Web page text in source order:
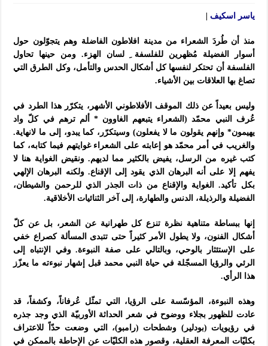
ياسر اسكيف |
منذ أن طُردَ الشعراء من مدينة افلاطون الفاضلة وهم يتجوّلون حول
أسوار الفضيلة مُظهرين للفلسفة ِ لسان الهزء. ومن حينها تحاول
الفلسفة أن تحتكر لنفسها كل أشكال الحدس والتأمل، وكل الطرق التي
تصاغ بها العلاقات بين الأشياء.
وليس بعيداً عن ذلك الموقف الأفلاطوني الأشهر، يتكرّر هذا الطرد في
عُرف النبي محمّد (الشعراء يتبعهم الغاوون * ألم ترهم في كلّ واد
يهيمون* وإنهم يقولون ما لا يفعلون) وسيتكرّر، كما يبدو، إلى ما لانهاية.
والغريب في أمر محمّد هو إعابته على الشعراء غوايتهم فيما كتابه، كما
كتب غيره من الرسل، يفيض بالكثير مما لديهم. ونقيض الغواية هنا لا
يفهم إلا على أنه البرهان الذي يقود إلى الإقناع. ولكنه البرهان الإلهي
بكل تأكيد. الغواية والإقناع من ذات الجذر الذي للرحمن والشيطان،
الفضيلة والرذيلة، الدنس والطهارة، إلى آخر الثنائيات الأخلاقية.
إنها ببساطة متناهية نظرة تنزع كل طهرانية عن الشعر، بل عن كلّ
أشكال الفنون، ولا يطول الأمر كثيراً حتى تتبدى المسألة كصراع خفي
على الإستئثار بالوحي، وبالتالي على صفة النبوءة. وفي الإنتباه إلى
الرئي والرؤيا المسجّلة في حياة النبي محمد قبل إشهار نبوءته ما يعزّز
هذا الرأي.
وهذه النبوءة، المؤسّسة على الرؤيا، التي تمثّل عُرفاناً، وكشفاً، قد
عادت للظهور بجلاء ووضوح في شعر الحداثة الأوربيّة الذي وجد جذره
في رؤيويات (بودلير) وشطحات (رامبو)، التي وضعت حدّاً للاعتراف
بكليّات المعرفة العقلية، وقصور هذه الكليّات عن الإحاطة بالممكن في